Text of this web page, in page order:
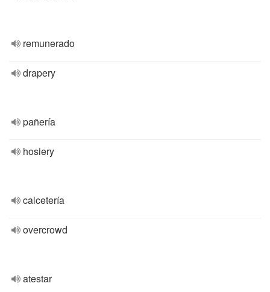
remunerado
drapery
pañería
hosiery
calcetería
overcrowd
atestar